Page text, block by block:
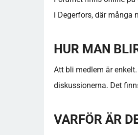
i Degerfors, där många
HUR MAN
Att bli medlem är
diskussionerna. Det
VARFÖR ÄR